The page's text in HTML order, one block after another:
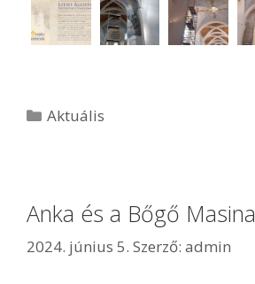
Aktuális
Anka és a Bőgő Masina
2024. június 5. Szerző: admin